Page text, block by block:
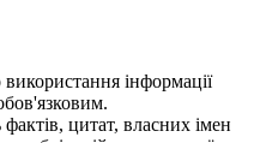
використання iнформацiї
фактів, цитат, власних імен